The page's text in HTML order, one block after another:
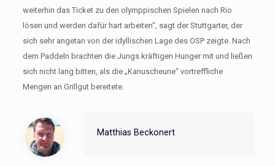
weiterhin das Ticket zu den olymppischen Spielen nach Rio
lösen und werden dafür hart arbeiten“, sagt der Stuttgarter, der
sich sehr angetan von der idyllischen Lage des OSP zeigte. Nach
dem Paddeln brachten die Jungs kräftigen Hunger mit und ließen
sich nicht lang bitten, als die „Kanuscheune“ vortreffliche
Mengen an Grillgut bereitete.
Matthias Beckonert